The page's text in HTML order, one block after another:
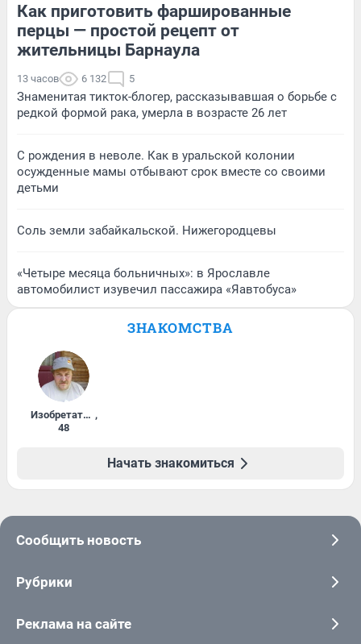
Как приготовить фаршированные
перцы — простой рецепт от
жительницы Барнаула
13 часов 6 132 5
Знаменитая тикток-блогер, рассказывавшая о борьбе с
редкой формой рака, умерла в возрасте 26 лет
С рождения в неволе. Как в уральской колонии
осужденные мамы отбывают срок вместе со своими
детьми
Соль земли забайкальской. Нижегородцевы
«Четыре месяца больничных»: в Ярославле
автомобилист изувечил пассажира «Яавтобуса»
ЗНАКОМСТВА
Изобретатель ,
48
Начать знакомиться
Сообщить новость
Рубрики
Реклама на сайте